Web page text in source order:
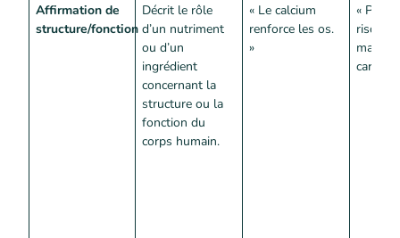
Affirmation de
structure/fonction
Décrit le rôle
d’un nutriment
ou d’un
ingrédient
concernant la
structure ou la
fonction du
corps humain.
« Le calcium
renforce les os.
»
« Peut
risque
maladie